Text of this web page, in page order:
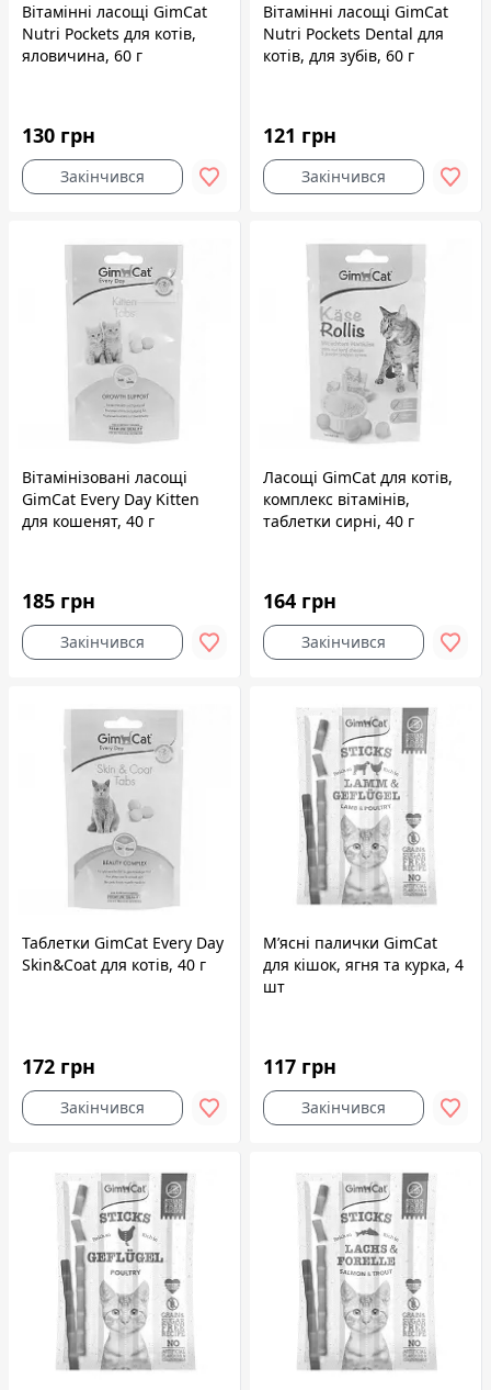
Вітамінні ласощі GimCat
Nutri Pockets для котів,
яловичина, 60 г
130 грн
Закінчився
Вітамінні ласощі GimCat
Nutri Pockets Dental для
котів, для зубів, 60 г
121 грн
Закінчився
Вітамінізовані ласощі
GimCat Every Day Kitten
для кошенят, 40 г
185 грн
Закінчився
Ласощі GimCat для котів,
комплекс вітамінів,
таблетки сирні, 40 г
164 грн
Закінчився
Таблетки GimCat Every Day
Skin&Coat для котів, 40 г
172 грн
Закінчився
М’ясні палички GimCat
для кішок, ягня та курка, 4
шт
117 грн
Закінчився